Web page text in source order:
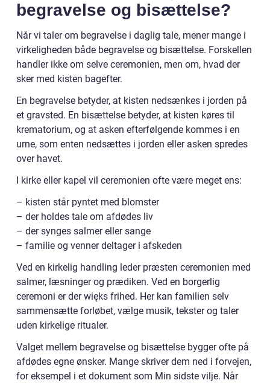
begravelse og bisættelse?
Når vi taler om begravelse i daglig tale, mener mange i
virkeligheden både begravelse og bisættelse. Forskellen
handler ikke om selve ceremonien, men om, hvad der
sker med kisten bagefter.
En begravelse betyder, at kisten nedsænkes i jorden på
et gravsted. En bisættelse betyder, at kisten køres til
krematorium, og at asken efterfølgende kommes i en
urne, som enten nedsættes i jorden eller asken spredes
over havet.
I kirke eller kapel vil ceremonien ofte være meget ens:
– kisten står pyntet med blomster
– der holdes tale om afdødes liv
– der synges salmer eller sange
– familie og venner deltager i afskeden
Ved en kirkelig handling leder præsten ceremonien med
salmer, læsninger og prædiken. Ved en borgerlig
ceremoni er der więks frihed. Her kan familien selv
sammensætte forløbet, vælge musik, tekster og taler
uden kirkelige ritualer.
Valget mellem begravelse og bisættelse bygger ofte på
afdødes egne ønsker. Mange skriver dem ned i forvejen,
for eksempel i et dokument som Min sidste vilje. Når